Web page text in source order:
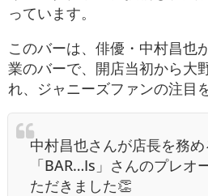
っています。
このバーは、俳優・中村昌也
業のバーで、開店当初から大
れ、ジャニーズファンの注目
中村昌也さんが店長を務め
「BAR…Is」さんのプレオ
ただきました👏